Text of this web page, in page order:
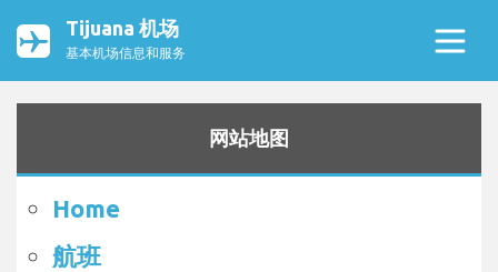
Tijuana 机场
基本机场信息和服务
网站地图
Home
航班